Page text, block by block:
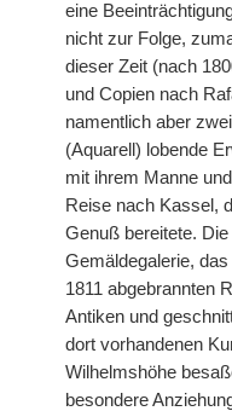
eine
nicht zur Folge,
dieser Zeit (nach
und Copien nach
namentlich aber
(Aquarell) lobende
mit ihrem Manne
Reise nach Kassel,
Genuß bereitete.
Gemäldegalerie,
1811 abgebrannten
Antiken und
dort vorhandenen
Wilhelmshöhe
besondere